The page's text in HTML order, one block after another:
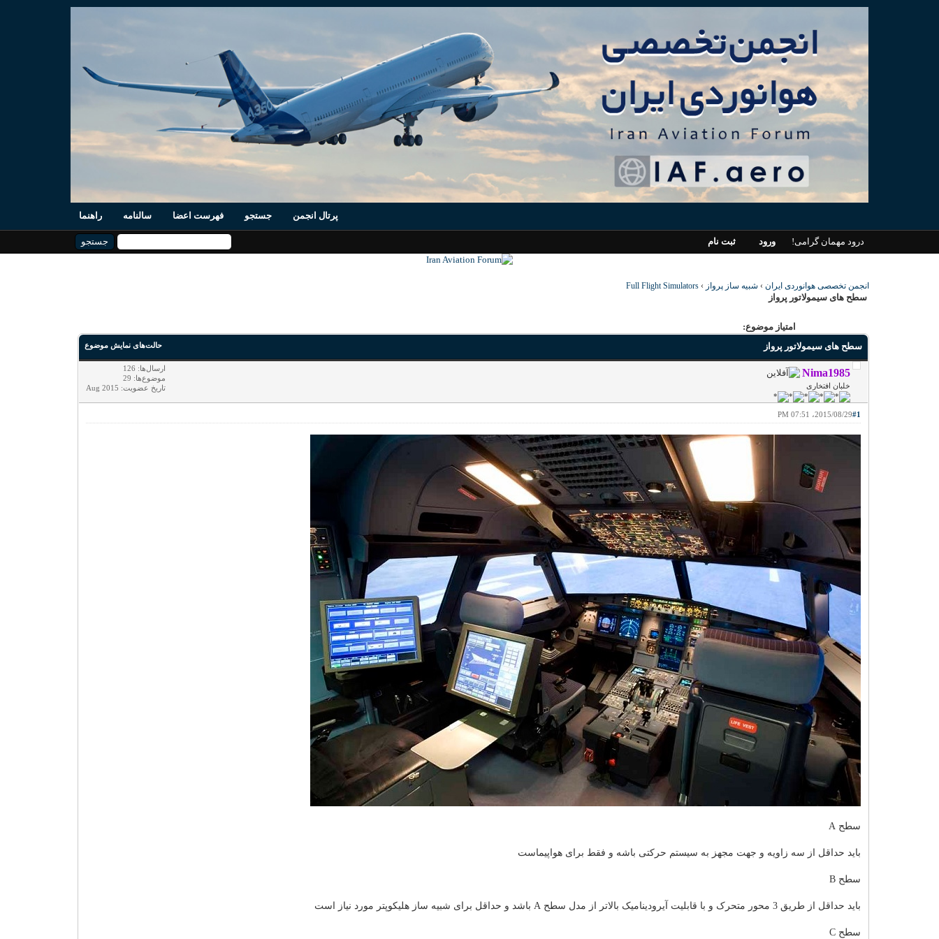
پرتال انجمن جستجو فهرست اعضا سالنامه راهنما
درود مهمان گرامی! ورود ثبت نام
انجمن تخصصی هوانوردی ایران › شبیه ساز پرواز ›
Full Flight Simulators
سطح های سیمولاتور پرواز
امتیاز موضوع:
حالت‌های نمایش موضوع سطح های سیمولاتور پرواز
Nima1985
خلبان افتخاری
ارسال‌ها: 126
موضوع‌ها: 29
تاریخ عضویت: Aug 2015
#12015/08/29، 07:51 PM
سطح A
باید حداقل از سه زاویه و جهت مجهز به سیستم حرکتی باشه و فقط برای هواپیماست
سطح B
باید حداقل از طریق 3 محور متحرک و با قابلیت آیرودینامیک بالاتر از مدل سطح A باشد و حداقل برای شبیه ساز هلیکوپتر مورد نیاز است
سطح C